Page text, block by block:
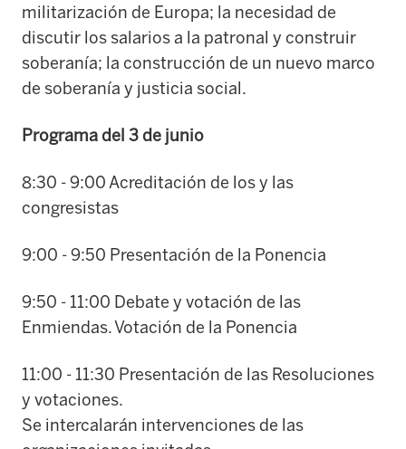
militarización de Europa; la necesidad de
discutir los salarios a la patronal y construir
soberanía; la construcción de un nuevo marco
de soberanía y justicia social.
Programa del 3 de junio
8:30 - 9:00 Acreditación de los y las
congresistas
9:00 - 9:50 Presentación de la Ponencia
9:50 - 11:00 Debate y votación de las
Enmiendas. Votación de la Ponencia
11:00 - 11:30 Presentación de las Resoluciones
y votaciones.
Se intercalarán intervenciones de las